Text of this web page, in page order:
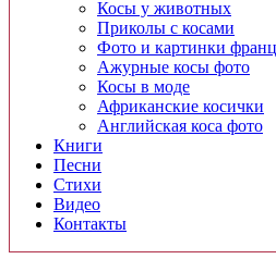
Косы у животных
Приколы с косами
Фото и картинки
Ажурные косы фото
Косы в моде
Африканские косички
Английская коса фото
Книги
Песни
Cтихи
Видео
Контакты